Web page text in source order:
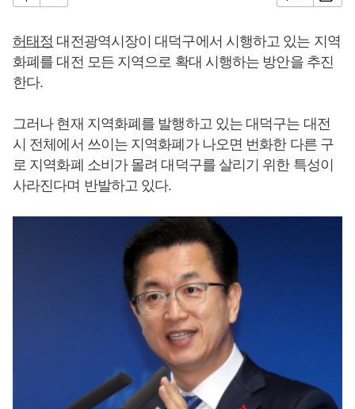
허태정 대전광역시장이 대덕구에서 시행하고 있는 지역
화폐를 대전 모든 지역으로 확대 시행하는 방안을 추진
한다.
그러나 현재 지역화폐를 발행하고 있는 대덕구는 대전
시 전체에서 쓰이는 지역화폐가 나오면 번화한 다른 구
로 지역화폐 소비가 몰려 대덕구를 살리기 위한 특성이
사라진다며 반발하고 있다.